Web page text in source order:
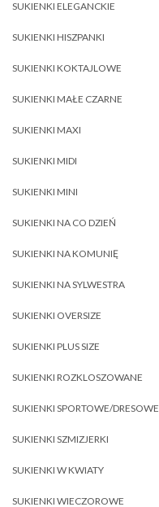
SUKIENKI ELEGANCKIE
SUKIENKI HISZPANKI
SUKIENKI KOKTAJLOWE
SUKIENKI MAŁE CZARNE
SUKIENKI MAXI
SUKIENKI MIDI
SUKIENKI MINI
SUKIENKI NA CO DZIEŃ
SUKIENKI NA KOMUNIĘ
SUKIENKI NA SYLWESTRA
SUKIENKI OVERSIZE
SUKIENKI PLUS SIZE
SUKIENKI ROZKLOSZOWANE
SUKIENKI SPORTOWE/DRESOWE
SUKIENKI SZMIZJERKI
SUKIENKI W KWIATY
SUKIENKI WIECZOROWE